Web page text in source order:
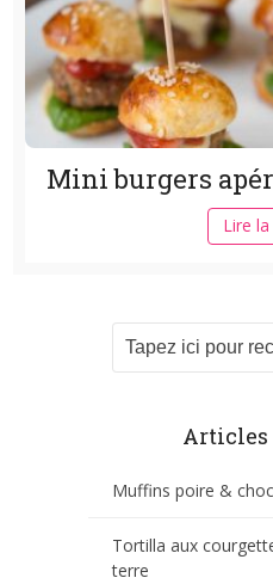
Mini burgers
Lire
Articles
Muffins poire &
Tortilla aux
terre